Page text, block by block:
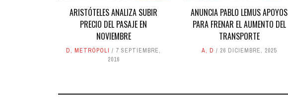
ARISTÓTELES ANALIZA SUBIR
PRECIO DEL PASAJE EN
NOVIEMBRE
D, METRÓPOLI
7 SEPTIEMBRE,
2016
ANUNCIA PABLO LEMUS APOYOS
PARA FRENAR EL AUMENTO DEL
TRANSPORTE
A, D 26 DICIEMBRE, 2025